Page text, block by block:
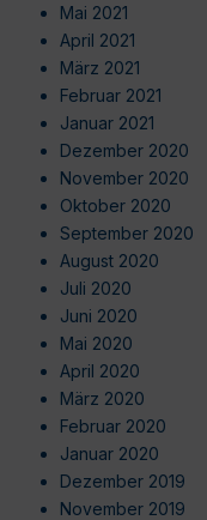
Mai 2021
April 2021
März 2021
Februar 2021
Januar 2021
Dezember 2020
November 2020
Oktober 2020
September 2020
August 2020
Juli 2020
Juni 2020
Mai 2020
April 2020
März 2020
Februar 2020
Januar 2020
Dezember 2019
November 2019